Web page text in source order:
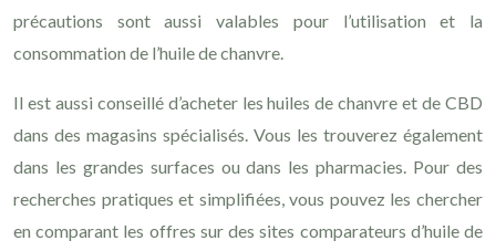
précautions sont aussi valables pour l’utilisation et la
consommation de l’huile de chanvre.
Il est aussi conseillé d’acheter les huiles de chanvre et de CBD
dans des magasins spécialisés. Vous les trouverez également
dans les grandes surfaces ou dans les pharmacies. Pour des
recherches pratiques et simplifiées, vous pouvez les chercher
en comparant les offres sur des sites comparateurs d’huile de